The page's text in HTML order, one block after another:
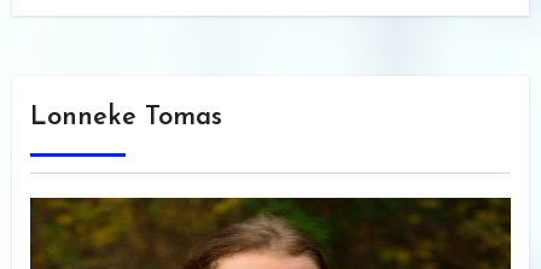
Lonneke Tomas